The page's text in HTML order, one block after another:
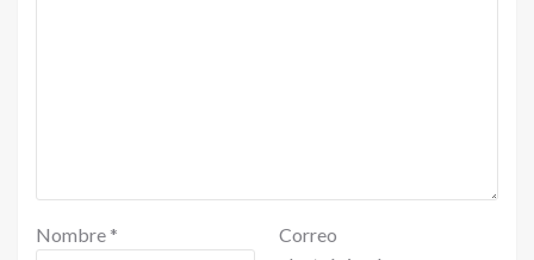
Nombre *
Correo